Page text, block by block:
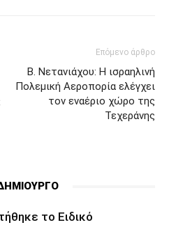
Επόμενο άρθρο
Β. Νετανιάχου: Η ισραηλινή
Πολεμική Αεροπορία ελέγχει
τον εναέριο χώρο της
Τεχεράνης
το Ειδικό